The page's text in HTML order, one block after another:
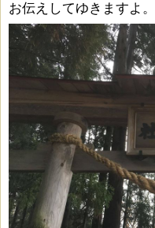
お伝えしてゆきますよ。